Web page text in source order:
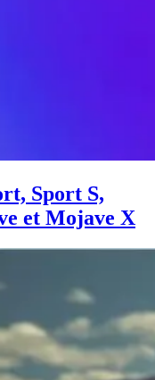
Sport S,
et Mojave X